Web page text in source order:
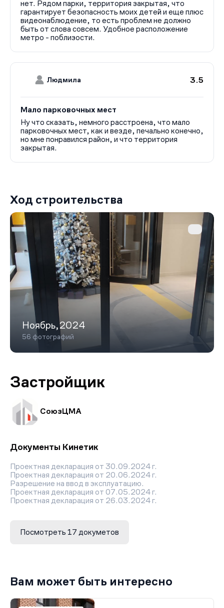
нет. Рядом парки, территория закрытая, что
гарантирует безопасность моих детей и еще плюс
видеонаблюдение, то есть проблем не должно
быть от слова совсем. Удобное расположение
метро - поблизости.
Людмила 3.5
Мало парковочных мест
Ну что сказать, немного расстроена, что мало
парковочных мест, как и везде, печально конечно,
но мне понравился район, и что территория
закрытая.
Ход строительства
Ноябрь,2024
56 фотографий
Застройщик
СоюзЦМА
Документы Кинетик
Проектная декларация от 30.09.2024 г.
Проектная декларация от 20.06.2024 г.
Разрешение на ввод в эксплуатацию.
Проектная декларация от 07.05.2024 г.
Проектная декларация от 26.03.2024 г.
Проектная декларация от 08.08.2023 г.
Проектная декларация от 04.10.2022 г.
Проектная декларация от 10.08.2022 г.
Разрешение на строительство.
Посмотреть 17 докуметов
Вам может быть интересно